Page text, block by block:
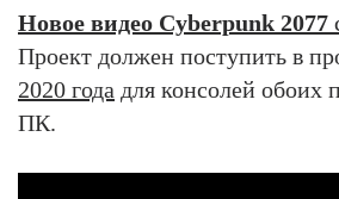
Новое видео Cyberpunk 2077
Проект должен поступить в
2020 года для консолей обоих
ПК.